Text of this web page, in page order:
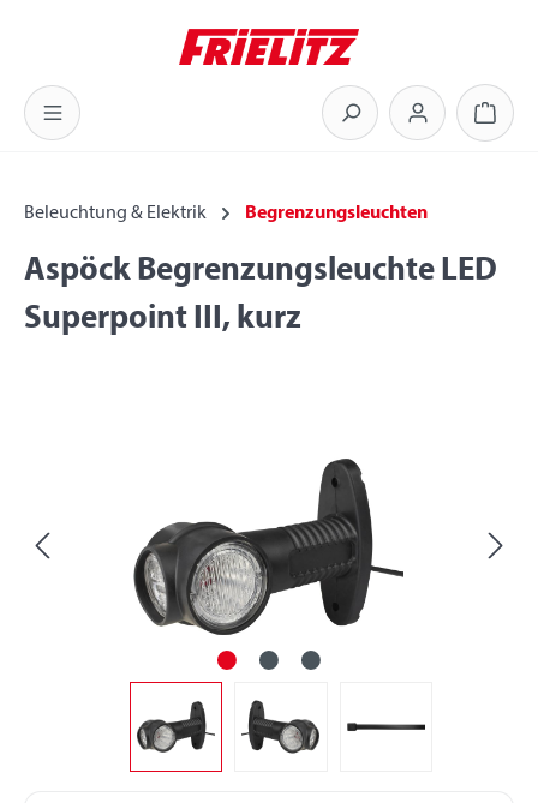
Zum Hauptinhalt springen
Beleuchtung & Elektrik Begrenzungsleuchten
Aspöck Begrenzungsleuchte LED
Superpoint III, kurz